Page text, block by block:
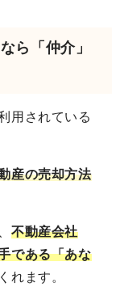
ら「仲介」
用されている
産の売却方法
不動産会社
である「あな
れます。